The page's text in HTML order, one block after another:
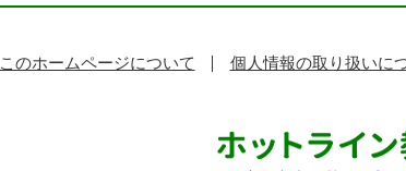
このホームページについて 個人情報の取り扱いに